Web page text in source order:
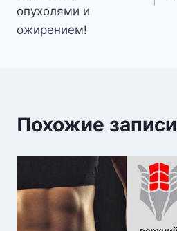
опухолями и
ожирением!
Похожие записи